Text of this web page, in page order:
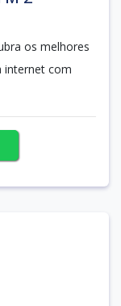
os melhores
internet com